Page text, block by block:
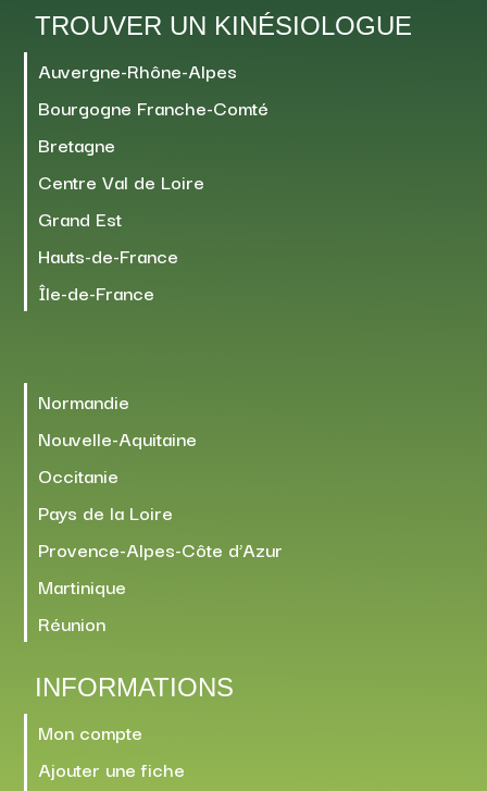
TROUVER UN KINÉSIOLOGUE
Auvergne-Rhône-Alpes
Bourgogne Franche-Comté
Bretagne
Centre Val de Loire
Grand Est
Hauts-de-France
Île-de-France
Normandie
Nouvelle-Aquitaine
Occitanie
Pays de la Loire
Provence-Alpes-Côte d’Azur
Martinique
Réunion
INFORMATIONS
Mon compte
Ajouter une fiche